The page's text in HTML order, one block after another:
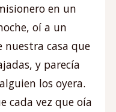
en un
oí a un
nuestra casa que
y parecía
los oyera.
cada vez que oía